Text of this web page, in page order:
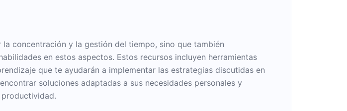
concentración y la gestión del tiempo, sino que también
en estos aspectos. Estos recursos incluyen herramientas
que te ayudarán a implementar las estrategias discutidas en
soluciones adaptadas a sus necesidades personales y